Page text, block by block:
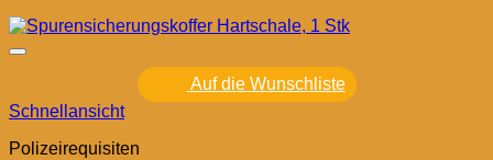
Auf die Wunschliste
Schnellansicht
Polizeirequisiten